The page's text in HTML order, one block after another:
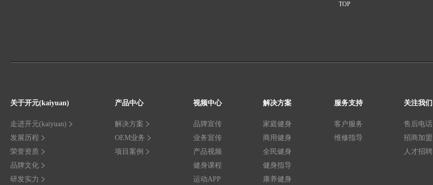
TOP
关于开元(kaiyuan)
走进开元(kaiyuan)
发展历程
荣誉资质
品牌文化
研发实力
产品中心
解决方案
OEM业务
项目案例
视频中心
品牌宣传
业务宣传
产品视频
健身课程
运动APP
解决方案
家庭健身
商用健身
全民健身
健身指导
康养健身
服务支持
客户服务
维修指导
关注我们
售后电话
招商加盟
人才招聘